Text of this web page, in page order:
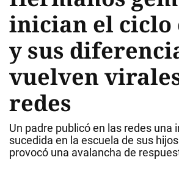
inician el ciclo
y sus
vuelven
redes
Un padre publicó en las redes una
sucedida en la escuela de sus
provocó una avalancha de